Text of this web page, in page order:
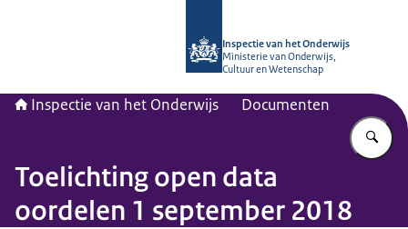
Inspectie van het Onderwijs
Ministerie van Onderwijs,
Cultuur en Wetenschap
Inspectie van het Onderwijs Documenten
Toelichting open data
oordelen 1 september 2018